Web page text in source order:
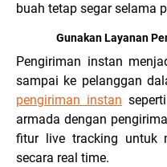
buah tetap segar selama
Gunakan Layanan
Pengiriman instan
sampai ke pelanggan
pengiriman instan
armada dengan
fitur live tracking untuk
secara real time.